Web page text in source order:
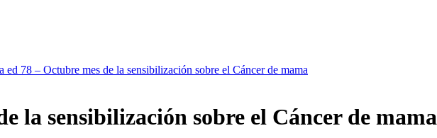
ed 78 – Octubre mes de la sensibilización sobre el Cáncer de mama
la sensibilización sobre el Cáncer de mama